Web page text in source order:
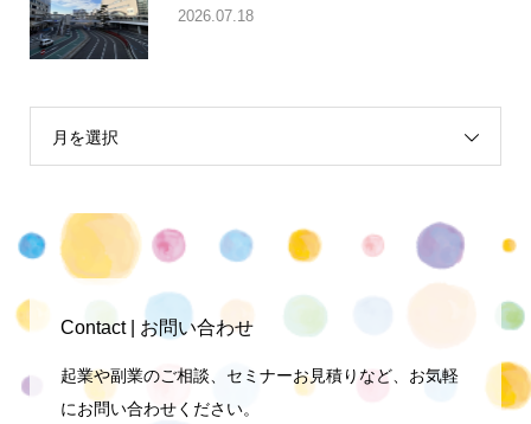
2026.07.18
月を選択
Contact | お問い合わせ
起業や副業のご相談、セミナーお見積りなど、お気軽
にお問い合わせください。